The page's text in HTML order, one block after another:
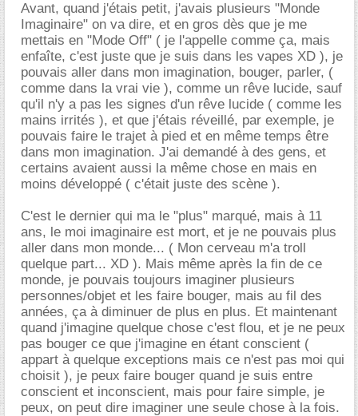
Avant, quand j'étais petit, j'avais plusieurs "Monde
Imaginaire" on va dire, et en gros dès que je me
mettais en "Mode Off" ( je l'appelle comme ça, mais
enfaîte, c'est juste que je suis dans les vapes XD ), je
pouvais aller dans mon imagination, bouger, parler, (
comme dans la vrai vie ), comme un rêve lucide, sauf
qu'il n'y a pas les signes d'un rêve lucide ( comme les
mains irrités ), et que j'étais réveillé, par exemple, je
pouvais faire le trajet à pied et en même temps être
dans mon imagination. J'ai demandé à des gens, et
certains avaient aussi la même chose en mais en
moins développé ( c'était juste des scène ).
C'est le dernier qui ma le "plus" marqué, mais à 11
ans, le moi imaginaire est mort, et je ne pouvais plus
aller dans mon monde... ( Mon cerveau m'a troll
quelque part... XD ). Mais même après la fin de ce
monde, je pouvais toujours imaginer plusieurs
personnes/objet et les faire bouger, mais au fil des
années, ça à diminuer de plus en plus. Et maintenant
quand j'imagine quelque chose c'est flou, et je ne peux
pas bouger ce que j'imagine en étant conscient (
appart à quelque exceptions mais ce n'est pas moi qui
choisit ), je peux faire bouger quand je suis entre
conscient et inconscient, mais pour faire simple, je
peux, on peut dire imaginer une seule chose à la fois.